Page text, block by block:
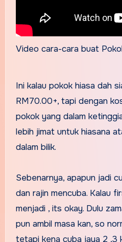
Video cara-cara buat
Ini kalau pokok hiasa dah
RM70.00+, tapi dengan
pokok yang dalam
lebih jimat untuk hiasana
dalam bilik.
Sebenarnya, apapun jadi
dan rajin mencuba. Kalau
menjadi , its okay. Dulu
pun ambil masa kan, so
tetapi kena cuba jaya 2 ,3